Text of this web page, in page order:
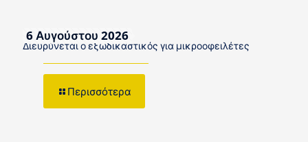
6 Αυγούστου 2026
Διευρύνεται ο εξωδικαστικός για μικροοφειλέτες
Περισσότερα